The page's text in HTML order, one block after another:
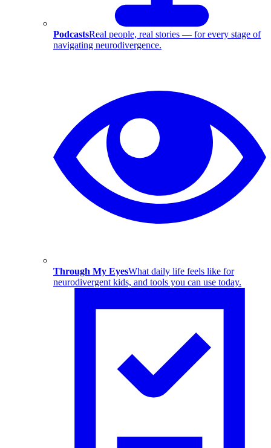
PodcastsReal people, real stories — for every stage of
navigating neurodivergence.
Through My EyesWhat daily life feels like for
neurodivergent kids, and tools you can use today.